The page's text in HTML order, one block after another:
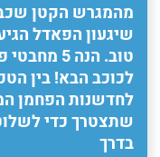
מהמגרש הקטן
שיגעון הפאדל
טוב. הנה
לכוכב הבא! בין
לחדשנות הפחמן
שתצטרך כדי
בדרך